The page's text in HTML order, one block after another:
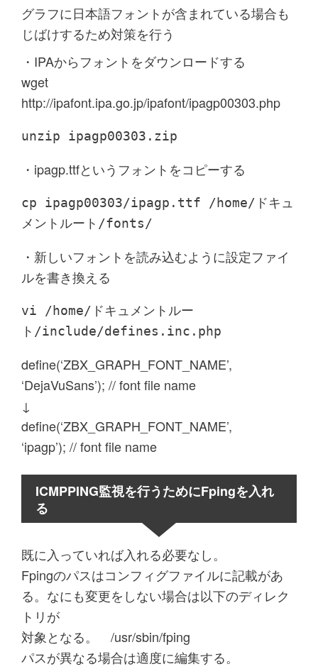
グラフに日本語フォントが含まれている場合も
じばけするため対策を行う
・IPAからフォントをダウンロードする
wget
http://ipafont.ipa.go.jp/ipafont/ipagp00303.php
unzip ipagp00303.zip
・ipagp.ttfというフォントをコピーする
cp ipagp00303/ipagp.ttf /home/ドキュ
メントルート/fonts/
・新しいフォントを読み込むように設定ファイ
ルを書き換える
vi /home/ドキュメントルー
ト/include/defines.inc.php
define(‘ZBX_GRAPH_FONT_NAME’,
‘DejaVuSans’); // font file name
↓
define(‘ZBX_GRAPH_FONT_NAME’,
‘ipagp’); // font file name
ICMPPING監視を行うためにFpingを入れ
る
既に入っていれば入れる必要なし。
Fpingのパスはコンフィグファイルに記載があ
る。なにも変更をしない場合は以下のディレク
トリが
対象となる。 /usr/sbin/fping
パスが異なる場合は適度に編集する。